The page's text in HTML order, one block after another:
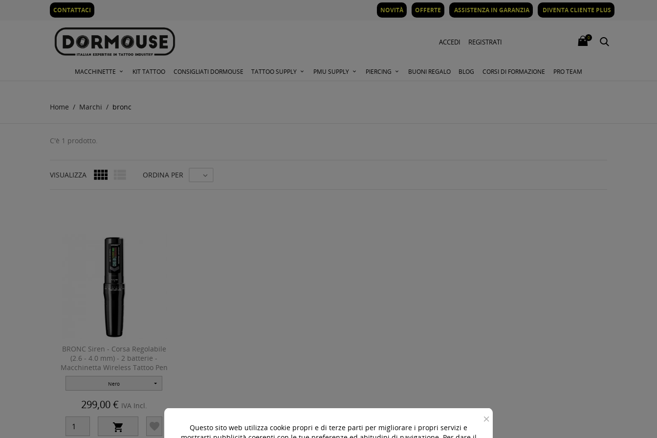
CONTATTACI NOVITÀ OFFERTE ASSISTENZA IN GARANZIA DIVENTA CLIENTE PLUS
ACCEDI REGISTRATI
0
MACCHINETTE KIT TATTOO CONSIGLIATI DORMOUSE TATTOO SUPPLY PMU SUPPLY PIERCING BUONI REGALO BLOG CORSI DI FORMAZIONE PRO TEAM
Home Marchi bronc
C'è 1 prodotto.
VISUALIZZA  ORDINA PER 
BRONC Siren - Corsa Regolabile
(2.6 - 4.0 mm) - 2 batterie -
Macchinetta Wireless Tattoo Pen
Nero
299,00 € IVA Incl.
  ×
Questo sito web utilizza cookie propri e di terze parti per migliorare i propri servizi e